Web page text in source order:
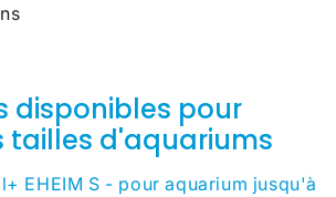
disponibles pour
tailles d'aquariums
EHEIM S - pour aquarium jusqu'à